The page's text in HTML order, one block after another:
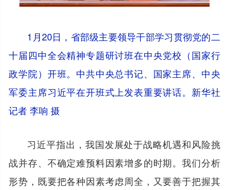
1月20日，省部级主要领导干部学习贯彻党的二
十届四中全会精神专题研讨班在中央党校（国家行
政学院）开班。中共中央总书记、国家主席、中央
军委主席习近平在开班式上发表重要讲话。新华社
记者 李响 摄
习近平指出，我国发展处于战略机遇和风险挑
战并存、不确定难预料因素增多的时期。我们分析
形势，既要把各种因素考虑周全，又要善于把握其